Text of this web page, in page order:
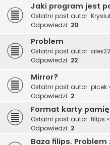
Jaki program jest
Ostatni post autor: Krysiul
Odpowiedzi: 20
Problem
Ostatni post autor: alex22
Odpowiedzi: 22
Mirror?
Ostatni post autor: picek
Odpowiedzi: 2
Format karty
Ostatni post autor: filips «
Odpowiedzi: 2
Baza filips. Problem